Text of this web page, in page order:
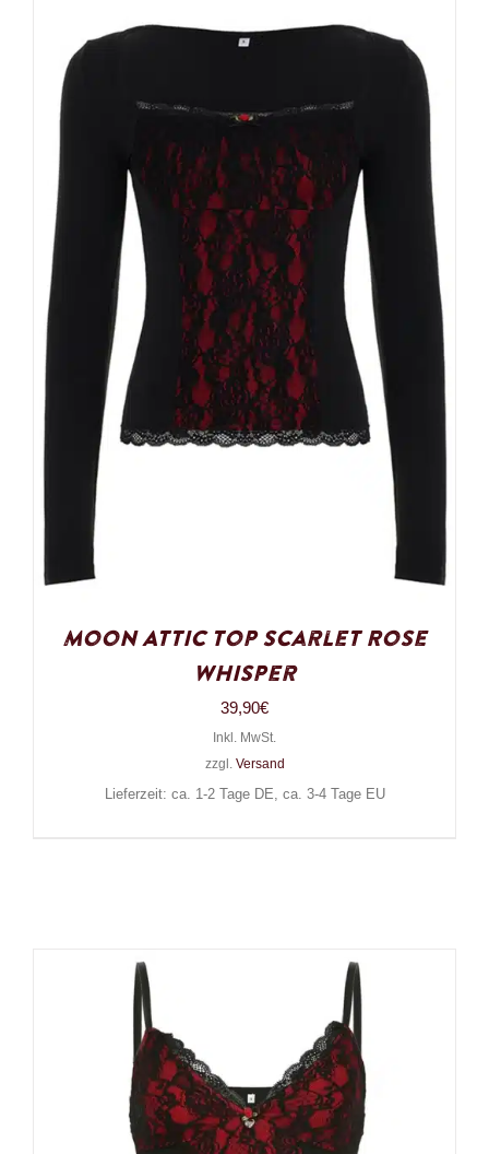
Moon Attic Top Scarlet Rose
Whisper
39,90€
Inkl. MwSt.
zzgl. Versand
Lieferzeit: ca. 1-2 Tage DE, ca. 3-4 Tage EU